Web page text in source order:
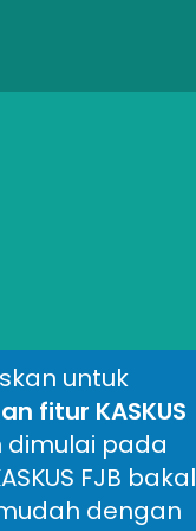
untuk
fitur KASKUS
dimulai pada
FJB bakal
dengan